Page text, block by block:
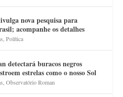
nova pesquisa para
acompanhe os detalhes
,Política
detectará buracos negros
estrelas como o nosso Sol
,Observatório Roman